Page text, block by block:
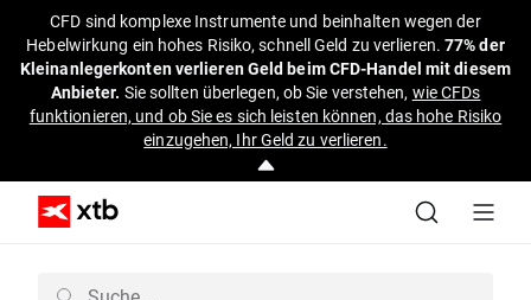
CFD sind komplexe Instrumente und beinhalten wegen der
Hebelwirkung ein hohes Risiko, schnell Geld zu verlieren.77% der
Kleinanlegerkonten verlieren Geld beim CFD-Handel mit diesem
Anbieter. Sie sollten überlegen, ob Sie verstehen, wie CFDs
funktionieren, und ob Sie es sich leisten können, das hohe Risiko
einzugehen, Ihr Geld zu verlieren.